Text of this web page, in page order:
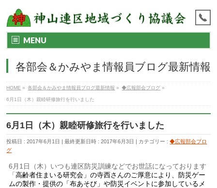
MENU
各部会＆かみやま情報員ブログ最新情報
HOME » 各部会＆かみやま情報員ブログ最新情報 » ◆広報部会ブログ »
6月1日（木）親睦研修旅行を行いました
6月1日（木）親睦研修旅行を行いました
投稿日 : 2017年6月1日 最終更新日時 : 2017年6月3日 カテゴリー :◆広報部会ブロ
グ
6月1日（木）いつも連区防災訓練などでお世話になっております
「高齢者住まいる研究会」の寺西さんのご厚意により、防災ゲー
ムの製作・提供の「布あそび」や防災イベントに参加しているメ